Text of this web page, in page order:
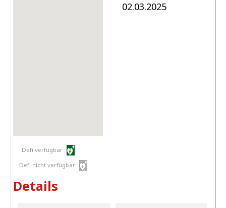
Defi verfügbar
Defi nicht verfügbar
02.03.2025
Details